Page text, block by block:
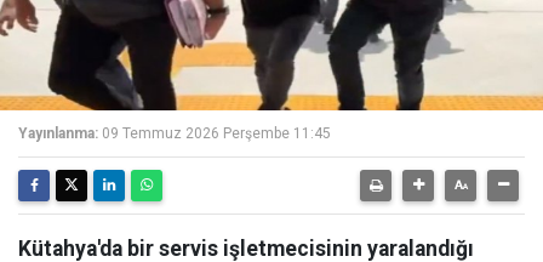
Yayınlanma: 09 Temmuz 2026 Perşembe 11:45
Kütahya'da bir servis işletmecisinin yaralandığı